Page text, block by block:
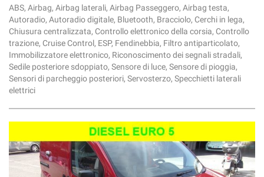
ABS, Airbag, Airbag laterali, Airbag Passeggero, Airbag testa,
Autoradio, Autoradio digitale, Bluetooth, Bracciolo, Cerchi in lega,
Chiusura centralizzata, Controllo elettronico della corsia, Controllo
trazione, Cruise Control, ESP, Fendinebbia, Filtro antiparticolato,
Immobilizzatore elettronico, Riconoscimento dei segnali stradali,
Sedile posteriore sdoppiato, Sensore di luce, Sensore di pioggia,
Sensori di parcheggio posteriori, Servosterzo, Specchietti laterali
elettrici